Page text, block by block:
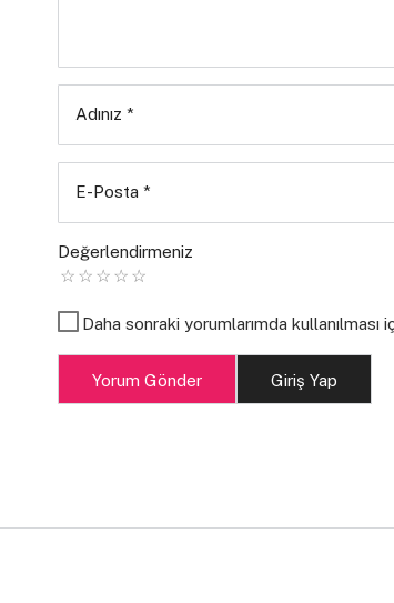
Adınız *
E-Posta *
Değerlendirmeniz
Daha sonraki yorumlarımda
Yorum Gönder Giriş Yap